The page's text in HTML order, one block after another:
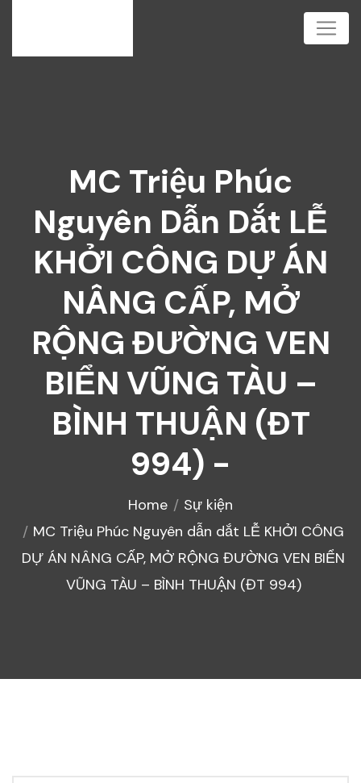
MC Triệu Phúc
Nguyên Dẫn Dắt LỄ
KHỞI CÔNG DỰ ÁN
NÂNG CẤP, MỞ
RỘNG ĐƯỜNG VEN
BIỂN VŨNG TÀU –
BÌNH THUẬN (ĐT
994) -
Home
Sự kiện
MC Triệu Phúc Nguyên dẫn dắt LỄ KHỞI CÔNG
DỰ ÁN NÂNG CẤP, MỞ RỘNG ĐƯỜNG VEN BIỂN
VŨNG TÀU – BÌNH THUẬN (ĐT 994)